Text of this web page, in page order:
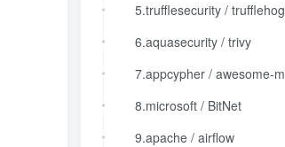
5.trufflesecurity / trufflehog
6.aquasecurity / trivy
8.microsoft / BitNet
9.apache / airflow
5.trufflesecurity / trufflehog
6.aquasecurity / trivy
8.microsoft / BitNet
9.apache / airflow